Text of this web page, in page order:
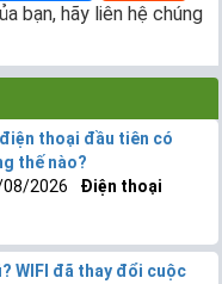
bạn, hãy liên hệ chúng
điện thoại đầu tiên có
thế nào?
2026
Điện thoại
WIFI đã thay đổi cuộc